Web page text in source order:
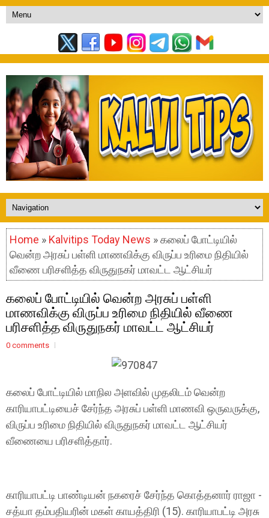
Home » Kalvitips Today News » கலைப் போட்டியில்
வென்ற அரசுப் பள்ளி மாணவிக்கு விருப்ப உரிமை நிதியில்
வீணை பரிசளித்த விருதுநகர் மாவட்ட ஆட்சியர்
கலைப் போட்டியில் வென்ற அரசுப் பள்ளி
மாணவிக்கு விருப்ப உரிமை நிதியில் வீணை
பரிசளித்த விருதுநகர் மாவட்ட ஆட்சியர்
0 comments
கலைப் போட்டியில் மாநில அளவில் முதலிடம் வென்ற
காரியாபட்டியைச் சேர்ந்த அரசுப் பள்ளி மாணவி ஒருவருக்கு,
விருப்ப உரிமை நிதியில் விருதுநகர் மாவட்ட ஆட்சியர்
வீணையை பரிசளித்தார்.
காரியாபட்டி பாண்டியன் நகரைச் சேர்ந்த கொத்தனார் ராஜா -
சத்யா தம்பதியரின் மகள் காயத்திரி (15). காரியாபட்டி அரசு